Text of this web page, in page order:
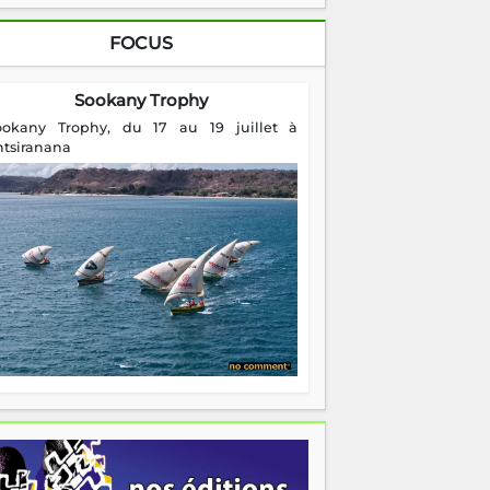
FOCUS
Sookany Trophy
Trophy, du 17 au 19 juillet à